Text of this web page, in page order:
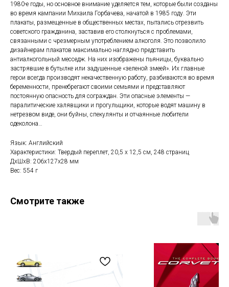
1980-е годы, но основное внимание уделяется тем, которые были созданы
во время кампании Михаила Горбачева, начатой ​​в 1985 году. Эти
плакаты, размещенные в общественных местах, пытались отрезвить
советского гражданина, заставив его столкнуться с проблемами,
связанными с чрезмерным употреблением алкоголя. Это позволило
дизайнерам плакатов максимально наглядно представить
антиалкогольный месседж. На них изображены пьяницы, буквально
застрявшие в бутылке или задушенные «зеленой змеей». Их главные
герои всегда производят некачественную работу, разбиваются во время
беременности, пренебрегают своими семьями и представляют
постоянную опасность для сограждан. Эти опасные элементы —
паралитические халявщики и прогульщики, которые водят машину в
нетрезвом виде, они буйны, спекулянты и отчаянные любители
одеколона…
Язык: Английский
Характеристики: Твердый переплет, 20,5 х 12,5 см, 248 страниц
ДxШxВ: 206x127x28 мм
Вес: 554 г
Смотрите также